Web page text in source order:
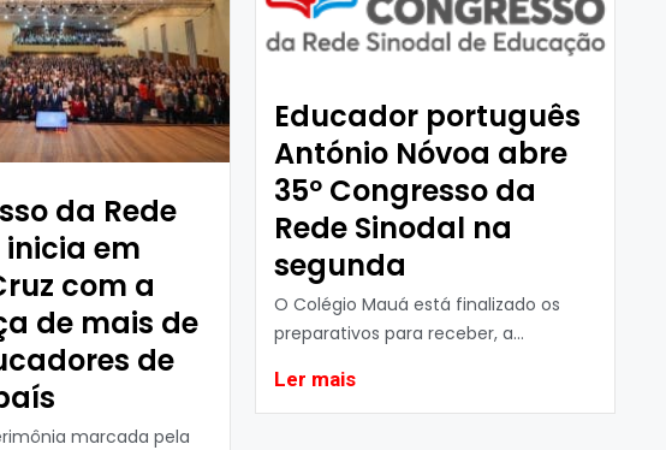
da Rede
em
com a
de mais de
de
marcada pela
Educador português
António Nóvoa abre
35º Congresso da
Rede Sinodal na
segunda
O Colégio Mauá está finalizado os
preparativos para receber, a...
Ler mais